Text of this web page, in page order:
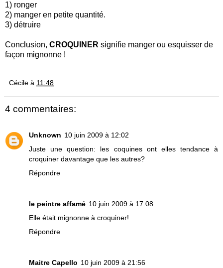
1) ronger
2) manger en petite quantité.
3) détruire
Conclusion, CROQUINER signifie manger ou esquisser de
façon mignonne !
Cécile à 11:48
4 commentaires:
Unknown 10 juin 2009 à 12:02
Juste une question: les coquines ont elles tendance à
croquiner davantage que les autres?
Répondre
le peintre affamé 10 juin 2009 à 17:08
Elle était mignonne à croquiner!
Répondre
Maitre Capello 10 juin 2009 à 21:56